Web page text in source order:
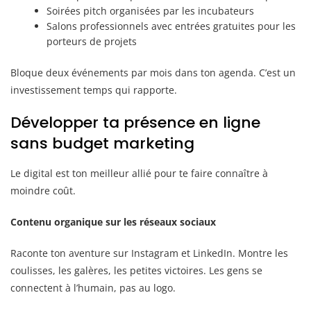
Soirées pitch organisées par les incubateurs
Salons professionnels avec entrées gratuites pour les
porteurs de projets
Bloque deux événements par mois dans ton agenda. C’est un
investissement temps qui rapporte.
Développer ta présence en ligne
sans budget marketing
Le digital est ton meilleur allié pour te faire connaître à
moindre coût.
Contenu organique sur les réseaux sociaux
Raconte ton aventure sur Instagram et LinkedIn. Montre les
coulisses, les galères, les petites victoires. Les gens se
connectent à l’humain, pas au logo.